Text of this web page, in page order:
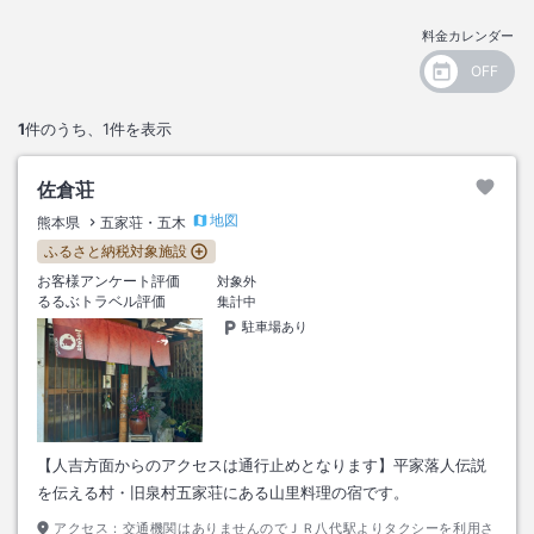
料金カレンダー
1件のうち、 1件を表示
佐倉荘
熊本県 五家荘・五木
地図
ふるさと納税対象施設
お客様アンケート評価
対象外
るるぶトラベル評価
集計中
駐車場あり
【人吉方面からのアクセスは通行止めとなります】平家落人伝説
を伝える村・旧泉村五家荘にある山里料理の宿です。
アクセス： 交通機関はありませんのでＪＲ八代駅よりタクシーを利用さ